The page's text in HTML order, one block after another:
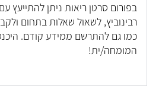
בפורום סרטן ריאות ניתן להתייעץ
רבינוביץ, לשאול שאלות בתחום
כמו גם להתרשם ממידע קודם.
המומחה/ית!